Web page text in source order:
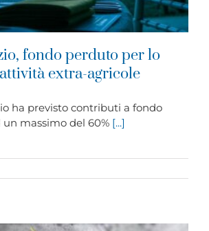
fondo perduto per lo
extra-agricole
ha previsto contributi a fondo
massimo del 60% [...]